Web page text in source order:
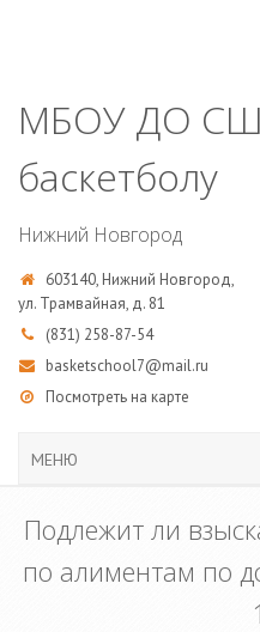
МБОУ ДО
баскетболу
Нижний Новгород
603140, Нижний Новгород,
ул. Трамвайная, д. 81
(831) 258-87-54
basketschool7@mail.ru
Посмотреть на карте
МЕНЮ
Подлежит ли
по алиментам по